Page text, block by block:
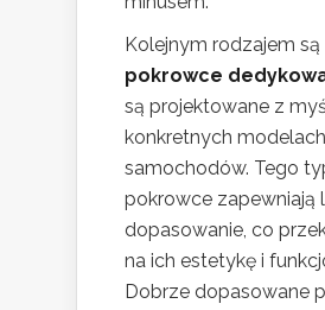
Kolejnym rodzajem są
pokrowce
są projektowane z
konkretnych modelach
samochodów. Tego
pokrowce zapewniają
dopasowanie, co
na ich estetykę i
Dobrze dopasowane